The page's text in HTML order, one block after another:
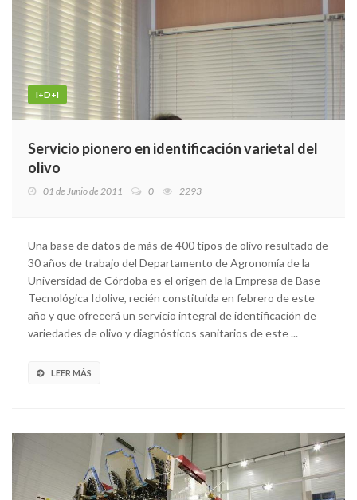
I+D+I
Servicio pionero en identificación varietal del
olivo
01 de Junio de 2011 0 2293
Una base de datos de más de 400 tipos de olivo resultado de
30 años de trabajo del Departamento de Agronomía de la
Universidad de Córdoba es el origen de la Empresa de Base
Tecnológica Idolive, recién constituida en febrero de este
año y que ofrecerá un servicio integral de identificación de
variedades de olivo y diagnósticos sanitarios de este ...
LEER MÁS